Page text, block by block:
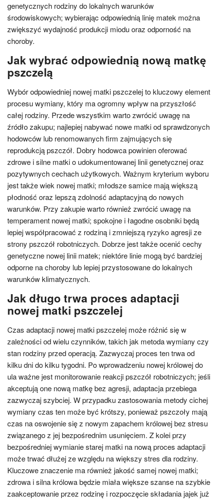
genetycznych rodziny do lokalnych warunków
środowiskowych; wybierając odpowiednią linię matek można
zwiększyć wydajność produkcji miodu oraz odporność na
choroby.
Jak wybrać odpowiednią nową matkę
pszczelą
Wybór odpowiedniej nowej matki pszczelej to kluczowy element
procesu wymiany, który ma ogromny wpływ na przyszłość
całej rodziny. Przede wszystkim warto zwrócić uwagę na
źródło zakupu; najlepiej nabywać nowe matki od sprawdzonych
hodowców lub renomowanych firm zajmujących się
reprodukcją pszczół. Dobry hodowca powinien oferować
zdrowe i silne matki o udokumentowanej linii genetycznej oraz
pozytywnych cechach użytkowych. Ważnym kryterium wyboru
jest także wiek nowej matki; młodsze samice mają większą
płodność oraz lepszą zdolność adaptacyjną do nowych
warunków. Przy zakupie warto również zwrócić uwagę na
temperament nowej matki; spokojne i łagodne osobniki będą
lepiej współpracować z rodziną i zmniejszą ryzyko agresji ze
strony pszczół robotniczych. Dobrze jest także ocenić cechy
genetyczne nowej linii matek; niektóre linie mogą być bardziej
odporne na choroby lub lepiej przystosowane do lokalnych
warunków klimatycznych.
Jak długo trwa proces adaptacji
nowej matki pszczelej
Czas adaptacji nowej matki pszczelej może różnić się w
zależności od wielu czynników, takich jak metoda wymiany czy
stan rodziny przed operacją. Zazwyczaj proces ten trwa od
kilku dni do kilku tygodni. Po wprowadzeniu nowej królowej do
ula ważne jest monitorowanie reakcji pszczół robotniczych; jeśli
akceptują one nową matkę bez agresji, adaptacja przebiega
zazwyczaj szybciej. W przypadku zastosowania metody cichej
wymiany czas ten może być krótszy, ponieważ pszczoły mają
czas na oswojenie się z nowym zapachem królowej bez stresu
związanego z jej bezpośrednim usunięciem. Z kolei przy
bezpośredniej wymianie starej matki na nową proces adaptacji
może trwać dłużej ze względu na większy stres dla rodziny.
Kluczowe znaczenie ma również jakość samej nowej matki;
zdrowa i silna królowa będzie miała większe szanse na szybkie
zaakceptowanie przez rodzinę i rozpoczęcie składania jajek już